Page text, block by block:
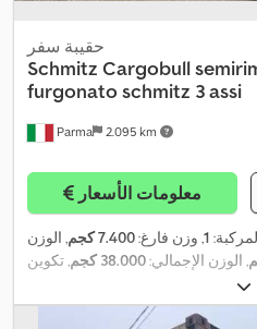
Parma 2.095 km
حقيبة سفر
Schmitz Cargobull
furgonato schmitz 3 assi
معلومات الأسعار
1, وزن فارغ:7.400 كجم
, الوزن
, الوزن الإجمالي:38.000 كجم
, تكوين
, التسجيل الأول:
01/2024 , عرض مساحة التحميل: